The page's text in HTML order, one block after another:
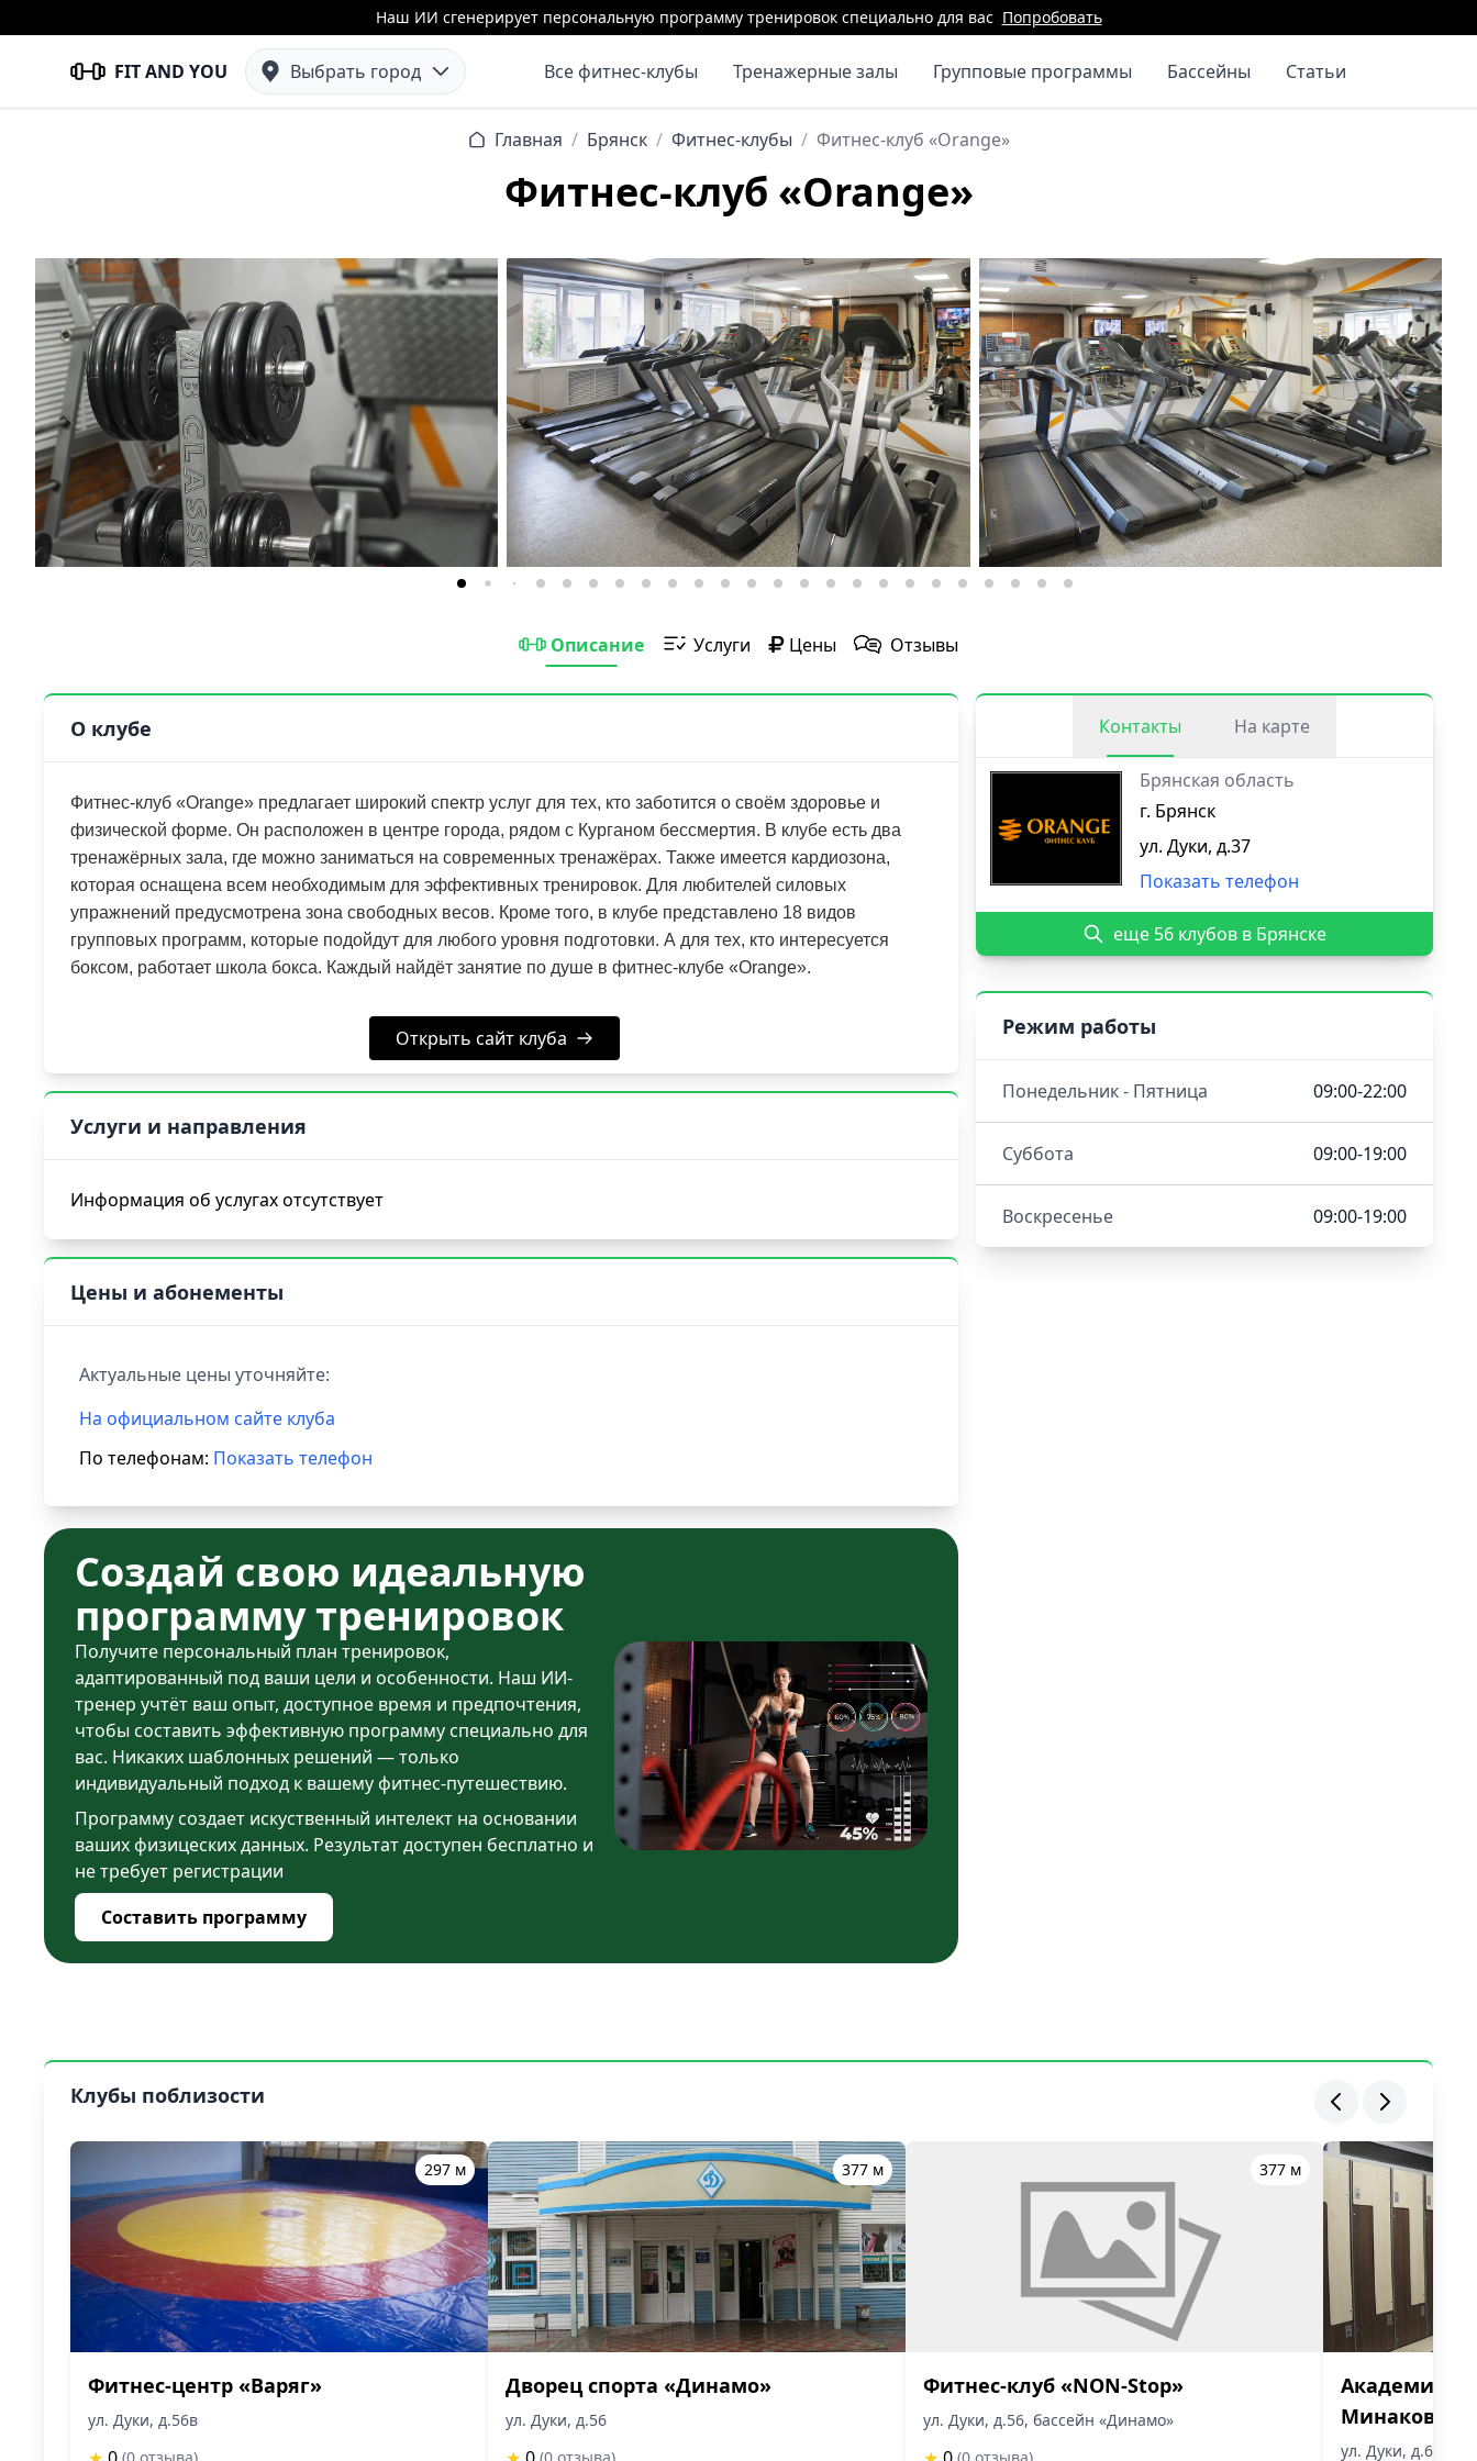
Наш ИИ сгенерирует персональную программу тренировок специально для вас Попробовать
FIT AND YOU Выбрать город Все фитнес-клубы Тренажерные залы Групповые программы Бассейны Статьи
Главная / Брянск / Фитнес-клубы / Фитнес-клуб «Orange»
Фитнес-клуб «Orange»
Описание Услуги Цены Отзывы
О клубе
Фитнес-клуб «Orange» предлагает широкий спектр услуг для тех, кто заботится о своём здоровье и
физической форме. Он расположен в центре города, рядом с Курганом бессмертия. В клубе есть два
тренажёрных зала, где можно заниматься на современных тренажёрах. Также имеется кардиозона,
которая оснащена всем необходимым для эффективных тренировок. Для любителей силовых
упражнений предусмотрена зона свободных весов. Кроме того, в клубе представлено 18 видов
групповых программ, которые подойдут для любого уровня подготовки. А для тех, кто интересуется
боксом, работает школа бокса. Каждый найдёт занятие по душе в фитнес-клубе «Orange».
Открыть сайт клуба
Услуги и направления
Информация об услугах отсутствует
Цены и абонементы
Актуальные цены уточняйте:
На официальном сайте клуба
По телефонам: Показать телефон
Создай свою идеальную
программу тренировок
Получите персональный план тренировок,
адаптированный под ваши цели и особенности. Наш ИИ-
тренер учтёт ваш опыт, доступное время и предпочтения,
чтобы составить эффективную программу специально для
вас. Никаких шаблонных решений — только
индивидуальный подход к вашему фитнес-путешествию.
Программу создает искуственный интелект на основании
ваших физицеских данных. Результат доступен бесплатно и
не требует регистрации
Составить программу
Контакты На карте
Брянская область
г. Брянск
ул. Дуки, д.37
Показать телефон
еще 56 клубов в Брянске
Режим работы
Понедельник - Пятница 09:00-22:00
Суббота 09:00-19:00
Воскресенье 09:00-19:00
Клубы поблизости
297 м
Фитнес-центр «Варяг»
ул. Дуки, д.56в
377 м
Дворец спорта «Динамо»
ул. Дуки, д.56
377 м
Фитнес-клуб «NON-Stop»
ул. Дуки, д.56, бассейн «Динамо»
Академия
Минакова
ул. Дуки, д.62а,